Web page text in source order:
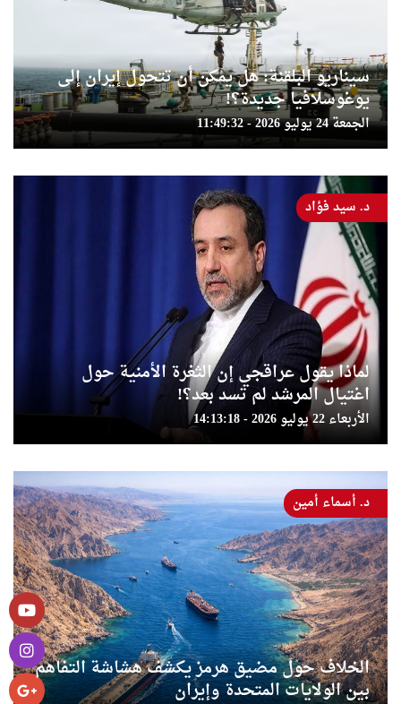
سيناريو البلقنة: هل يمكن أن تتحول إيران إلى
يوغوسلافيا جديدة؟!
الجمعة 24 يوليو 2026 - 11:49:32
لماذا يقول عراقجي إن الثغرة الأمنية حول
اغتيال المرشد لم تسد بعد؟!
الأربعاء 22 يوليو 2026 - 14:13:18
د. سيد فؤاد
الخلاف حول مضيق هرمز يكشف هشاشة التفاهم
بين الولايات المتحدة وإيران
د. أسماء أمين